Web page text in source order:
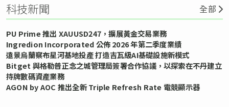
科技新聞 全部
PU Prime 推出 XAUUSD247，擴展黃金交易業務
Ingredion Incorporated 公佈 2026 年第二季度業績
遠景烏蘭察布星河基地投產 打造吉瓦級AI基礎設施新模式
Bitget 與格勒普正念之城管理局簽署合作協議，以探索在不丹建立
持牌數碼資產業務
AGON by AOC 推出全新 Triple Refresh Rate 電競顯示器